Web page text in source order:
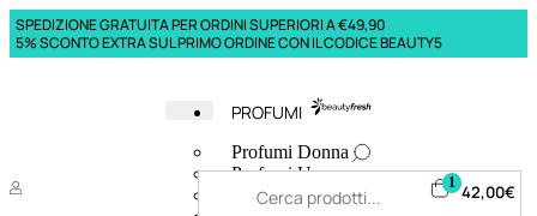
SPEDIZIONE GRATUITA PER ORDINI SUPERIORI A €49,90
5% SCONTO EXTRA SUL PRIMO ORDINE CON IL CODICE BEAUTY5
PROFUMI
Profumi Donna
Profumi Uomo
Deodoranti Donna
1 42,00€